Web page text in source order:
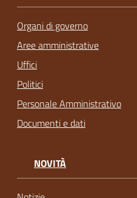
Organi di governo
Aree amministrative
Uffici
Politici
Personale Amministrativo
Documenti e dati
NOVITÀ